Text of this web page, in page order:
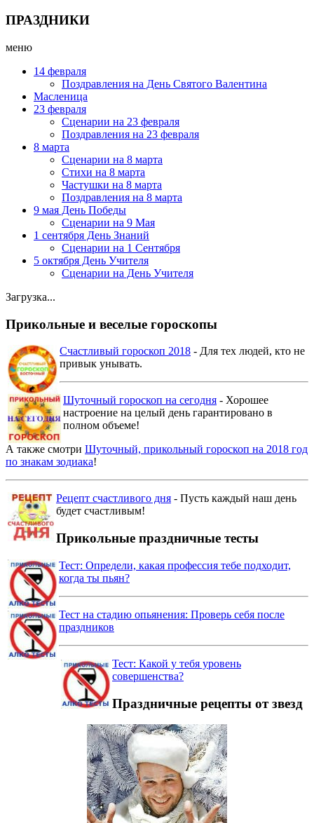
ПРАЗДНИКИ
меню
14 февраля
Поздравления на День Святого Валентина
Масленица
23 февраля
Сценарии на 23 февраля
Поздравления на 23 февраля
8 марта
Сценарии на 8 марта
Стихи на 8 марта
Частушки на 8 марта
Поздравления на 8 марта
9 мая День Победы
Сценарии на 9 Мая
1 сентября День Знаний
Сценарии на 1 Сентября
5 октября День Учителя
Сценарии на День Учителя
Загрузка...
Прикольные и веселые гороскопы
Счастливый гороскоп 2018 - Для тех людей, кто не
привык унывать.
Шуточный гороскоп на сегодня - Хорошее
настроение на целый день гарантировано в
полном объеме!
А также смотри Шуточный, прикольный гороскоп на 2018 год
по знакам зодиака!
Рецепт счастливого дня - Пусть каждый наш день
будет счастливым!
Прикольные праздничные тесты
Тест: Определи, какая профессия тебе подходит,
когда ты пьян?
Тест на стадию опьянения: Проверь себя после
праздников
Тест: Какой у тебя уровень
совершенства?
Праздничные рецепты от звезд